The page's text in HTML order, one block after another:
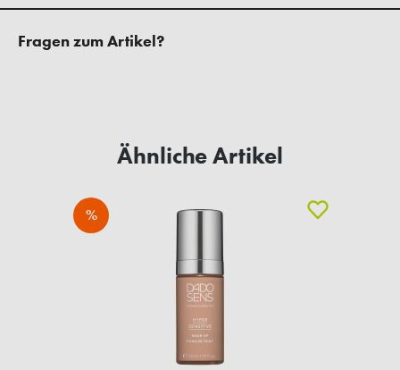
Fragen zum Artikel?
Ähnliche Artikel
%